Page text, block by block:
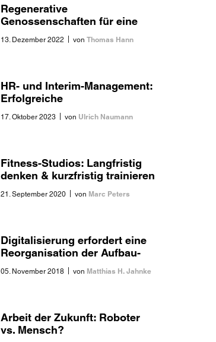
Regenerative
Genossenschaften für eine
neue Ökonomie?
13. Dezember 2022 von Thomas Hann
HR- und Interim-Management:
Erfolgreiche
Transformationstreiber?
17. Oktober 2023 von Ulrich Naumann
Fitness-Studios: Langfristig
denken & kurzfristig trainieren
21. September 2020 von Marc Peters
Digitalisierung erfordert eine
Reorganisation der Aufbau-
05. November 2018 von Matthias H. Jahnke
Arbeit der Zukunft: Roboter
vs. Mensch?